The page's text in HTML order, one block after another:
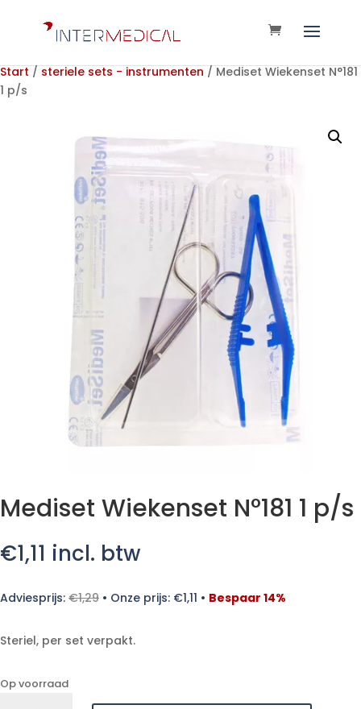
Start / steriele sets - instrumenten / Mediset Wiekenset N°181
1 p/s
Mediset Wiekenset N°181 1 p/s
€1,11 incl. btw
Adviesprijs: €1,29 • Onze prijs: €1,11 • Bespaar 14%
Steriel, per set verpakt.
Op voorraad